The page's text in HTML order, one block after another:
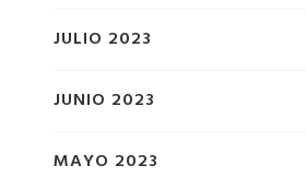
JULIO 2023
JUNIO 2023
MAYO 2023